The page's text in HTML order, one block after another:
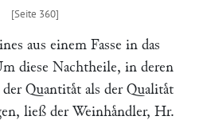
aus einem Fasse in das
diese Nachtheile, in deren
Quantitaͤt als der Qualitaͤt
ließ der Weinhaͤndler, Hr.